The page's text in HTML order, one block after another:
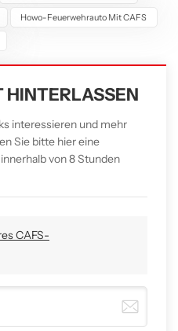
Howo-Feuerwehrauto Mit CAFS
HINTERLASSEN
interessieren und mehr
Sie bitte hier eine
von 8 Stunden
CAFS-